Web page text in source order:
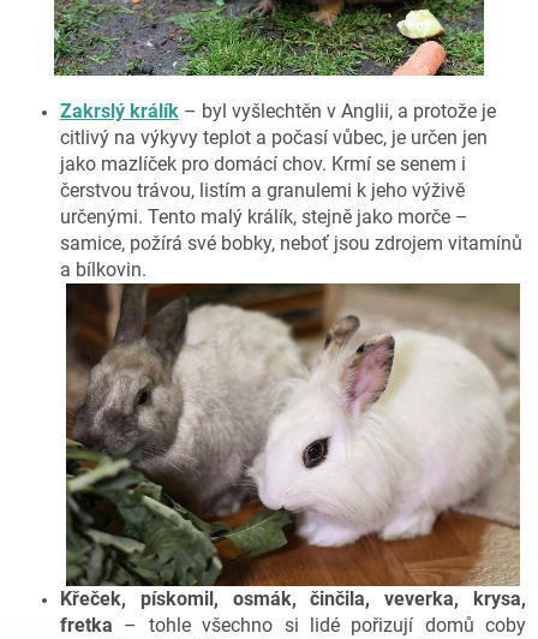
Zakrslý králík – byl vyšlechtěn v Anglii, a protože je
citlivý na výkyvy teplot a počasí vůbec, je určen jen
jako mazlíček pro domácí chov. Krmí se senem i
čerstvou trávou, listím a granulemi k jeho výživě
určenými. Tento malý králík, stejně jako morče –
samice, požírá své bobky, neboť jsou zdrojem vitamínů
a bílkovin.
Křeček, pískomil, osmák, činčila, veverka, krysa,
fretka – tohle všechno si lidé pořizují domů coby